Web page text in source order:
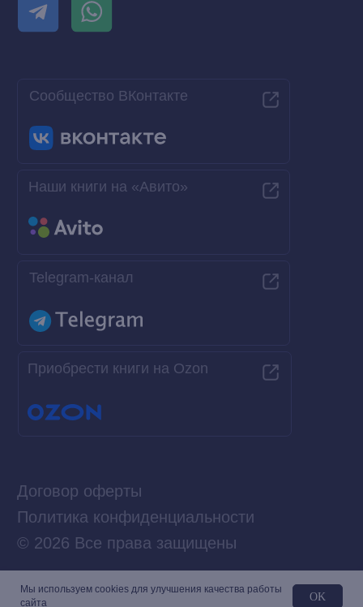
Мы используем сookies для улучшения качества работы
сайта
OK